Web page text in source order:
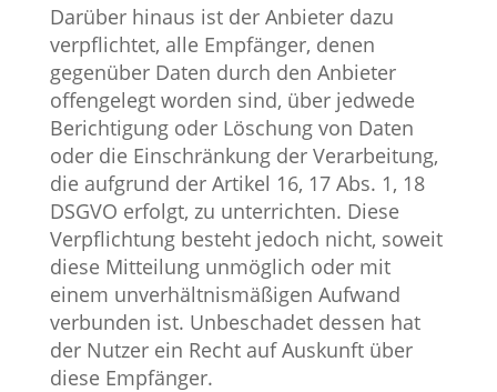
Darüber hinaus ist der Anbieter dazu
verpflichtet, alle Empfänger, denen
gegenüber Daten durch den Anbieter
offengelegt worden sind, über jedwede
Berichtigung oder Löschung von Daten
oder die Einschränkung der Verarbeitung,
die aufgrund der Artikel 16, 17 Abs. 1, 18
DSGVO erfolgt, zu unterrichten. Diese
Verpflichtung besteht jedoch nicht, soweit
diese Mitteilung unmöglich oder mit
einem unverhältnismäßigen Aufwand
verbunden ist. Unbeschadet dessen hat
der Nutzer ein Recht auf Auskunft über
diese Empfänger.